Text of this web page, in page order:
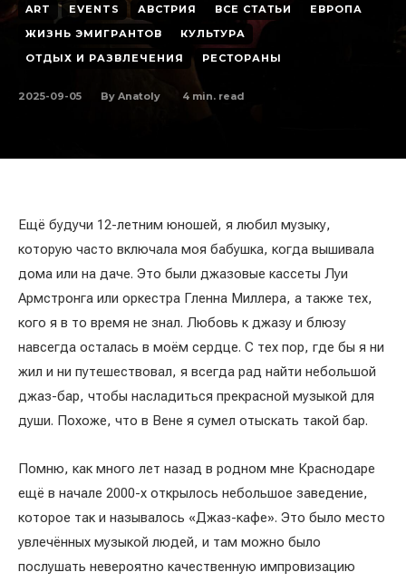
ART EVENTS АВСТРИЯ ВСЕ СТАТЬИ
ЕВРОПА
ЖИЗНЬ ЭМИГРАНТОВ
КУЛЬТУРА
ОТДЫХ И РАЗВЛЕЧЕНИЯ
РЕСТОРАНЫ
2025-09-05 By Anatoly 4 min. read
Ещё будучи 12-летним юношей, я любил музыку,
которую часто включала моя бабушка, когда вышивала
дома или на даче. Это были джазовые кассеты Луи
Армстронга или оркестра Гленна Миллера, а также тех,
кого я в то время не знал. Любовь к джазу и блюзу
навсегда осталась в моём сердце. С тех пор, где бы я ни
жил и ни путешествовал, я всегда рад найти небольшой
джаз-бар, чтобы насладиться прекрасной музыкой для
души. Похоже, что в Вене я сумел отыскать такой бар.
Помню, как много лет назад в родном мне Краснодаре
ещё в начале 2000-х открылось небольшое заведение,
которое так и называлось «Джаз-кафе». Это было место
увлечённых музыкой людей, и там можно было
послушать невероятно качественную импровизацию